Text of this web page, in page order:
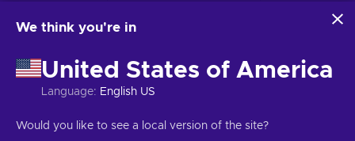
Copyright © 2026 Eneba. Tous droits réservés. SARL Helis play,
également être utilisées pour personnaliser les annonces.
l'utilisation de ces technologies par Eneba et ses partenaires.
Vous pouvez ajuster votre consentement en cliquant sur
« Personnaliser ».
Google, consultezSécurité et confidentialité Google Business
We think you're in
United States of America
Language: English US
Would you like to see a local version of the site?